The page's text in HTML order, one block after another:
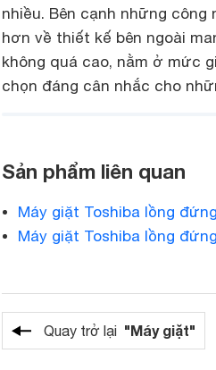
nhiều. Bên cạnh những
hơn về thiết kế bên ngoài
không quá cao, nằm ở mức
chọn đáng cân nhắc cho
Sản phẩm liên quan
Máy giặt Toshiba lồng
Máy giặt Toshiba lồng
Quay trở lại "Máy giặt"